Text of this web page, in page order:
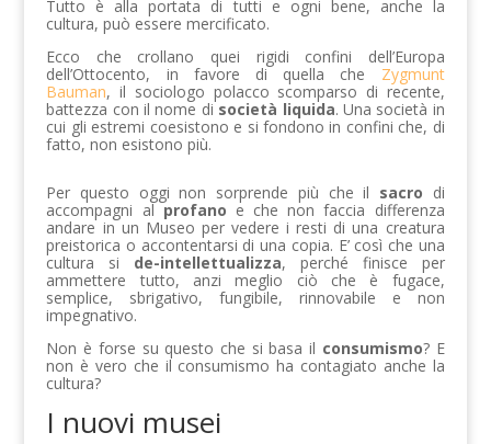
Tutto è alla portata di tutti e ogni bene, anche la
cultura, può essere mercificato.
Ecco che crollano quei rigidi confini dell’Europa
dell’Ottocento, in favore di quella che Zygmunt
Bauman, il sociologo polacco scomparso di recente,
battezza con il nome disocietà liquida. Una società in
cui gli estremi coesistono e si fondono in confini che, di
fatto, non esistono più.
Per questo oggi non sorprende più che il sacro di
accompagni alprofano e che non faccia differenza
andare in un Museo per vedere i resti di una creatura
preistorica o accontentarsi di una copia. E’ così che una
cultura si de-intellettualizza, perché finisce per
ammettere tutto, anzi meglio ciò che è fugace,
semplice, sbrigativo, fungibile, rinnovabile e non
impegnativo.
Non è forse su questo che si basa il consumismo? E
non è vero che il consumismo ha contagiato anche la
cultura?
I nuovi musei